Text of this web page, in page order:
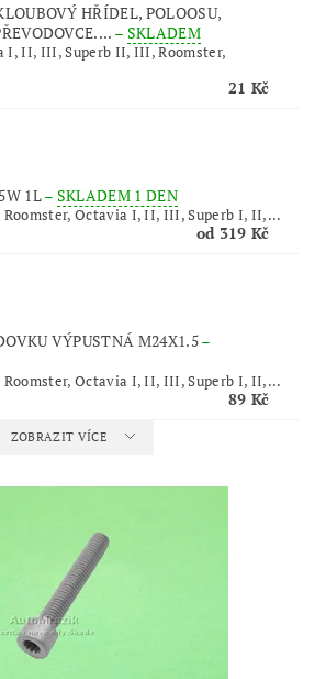
HŘÍDEL, POLOOSU,
– SKLADEM
I, II, III, Superb II, III, Roomster,
21 Kč
1L– SKLADEM 1 DEN
Octavia I, II, III, Superb I, II,...
od 319 Kč
VÝPUSTNÁ M24X1.5–
Octavia I, II, III, Superb I, II,...
89 Kč
ZOBRAZIT VÍCE